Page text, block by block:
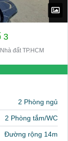
3
đất TP.HCM
2 Phòng ngủ
2 Phòng tắm/WC
Đường rộng 14m